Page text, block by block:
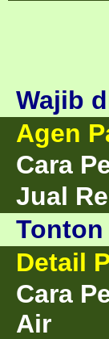
Wajib
Agen
Cara
Jual
Detail
Cara
Air